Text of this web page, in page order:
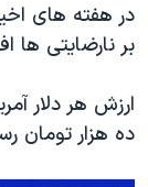
در هفته های
بر نارضایتی ها
ده هزار تومان